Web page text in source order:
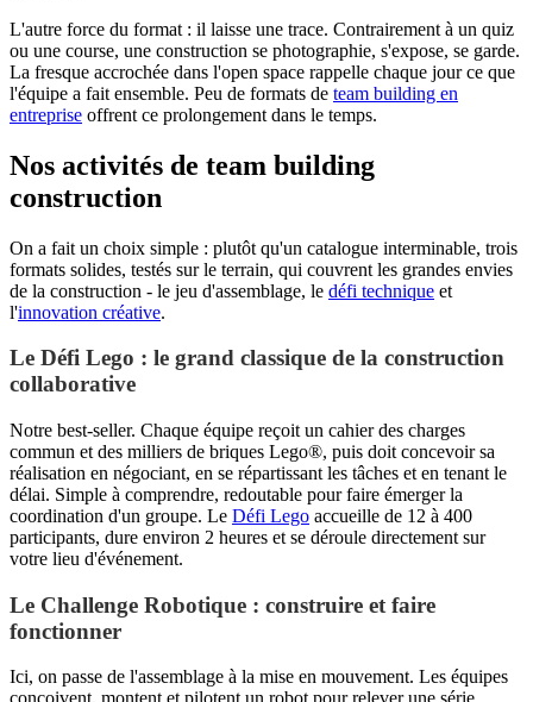
L'autre force du format : il laisse une trace. Contrairement à un quiz
ou une course, une construction se photographie, s'expose, se garde.
La fresque accrochée dans l'open space rappelle chaque jour ce que
l'équipe a fait ensemble. Peu de formats de team building en
entreprise offrent ce prolongement dans le temps.
Nos activités de team building
construction
On a fait un choix simple : plutôt qu'un catalogue interminable, trois
formats solides, testés sur le terrain, qui couvrent les grandes envies
de la construction - le jeu d'assemblage, le défi technique et
l'innovation créative.
Le Défi Lego : le grand classique de la construction
collaborative
Notre best-seller. Chaque équipe reçoit un cahier des charges
commun et des milliers de briques Lego®, puis doit concevoir sa
réalisation en négociant, en se répartissant les tâches et en tenant le
délai. Simple à comprendre, redoutable pour faire émerger la
coordination d'un groupe. Le Défi Lego accueille de 12 à 400
participants, dure environ 2 heures et se déroule directement sur
votre lieu d'événement.
Le Challenge Robotique : construire et faire
fonctionner
Ici, on passe de l'assemblage à la mise en mouvement. Les équipes